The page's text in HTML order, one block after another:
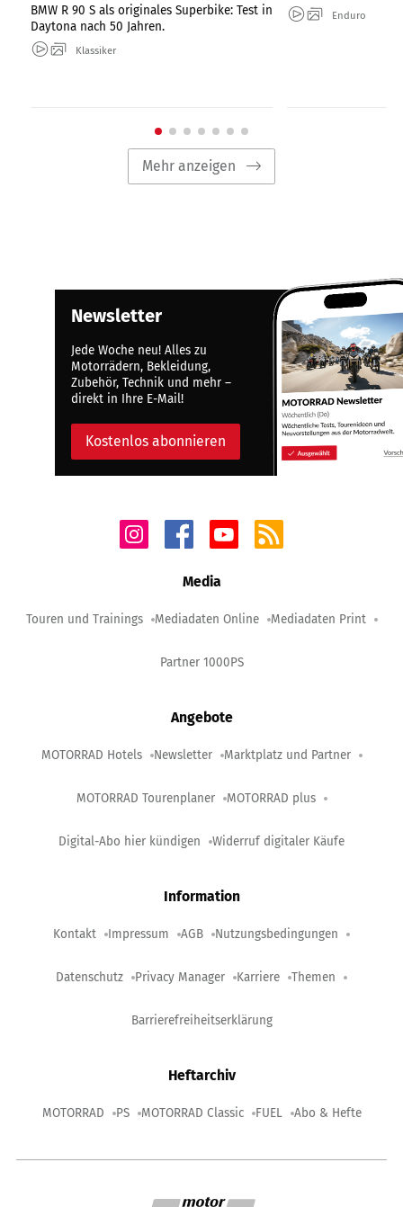
BMW R 90 S als originales Superbike: Test in
Daytona nach 50 Jahren.
Klassiker
Enduro
Mehr anzeigen
Newsletter
Jede Woche neu! Alles zu
Motorrädern, Bekleidung,
Zubehör, Technik und mehr –
direkt in Ihre E-Mail!
Kostenlos abonnieren
Media
Touren und Trainings Mediadaten Online Mediadaten Print
Partner 1000PS
Angebote
MOTORRAD Hotels Newsletter Marktplatz und Partner
MOTORRAD Tourenplaner MOTORRAD plus
Digital-Abo hier kündigen Widerruf digitaler Käufe
Information
Kontakt Impressum AGB Nutzungsbedingungen
Datenschutz Privacy Manager Karriere Themen
Barrierefreiheitserklärung
Heftarchiv
MOTORRAD PS MOTORRAD Classic FUEL Abo & Hefte